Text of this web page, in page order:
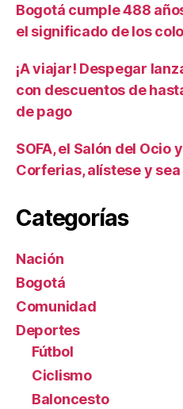
Bogotá cumple 488
el significado de los
¡A viajar! Despegar
con descuentos de
de pago
SOFA, el Salón del Ocio
Corferias, alístese y
Categorías
Nación
Bogotá
Comunidad
Deportes
Fútbol
Ciclismo
Baloncesto